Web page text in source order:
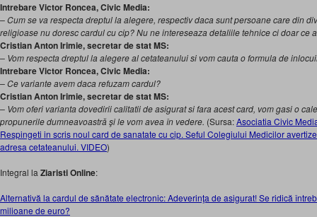
Intrebare Victor Roncea, Civic Media:
– Cum se va respecta dreptul la alegere, respectiv daca sunt persoane care din
religioase nu doresc cardul cu cip? Nu ne intereseaza detaliile tehnice ci doar ce
Cristian Anton Irimie, secretar de stat MS:
– Vom respecta dreptul la alegere al cetateanului si vom cauta o formula de
Intrebare Victor Roncea, Civic Media:
– Ce variante avem daca refuzam cardul?
Cristian Anton Irimie, secretar de stat MS:
– Vom oferi varianta dovedirii calitatii de asigurat si fara acest card, vom gasi o
propunerile dumneavoastră şi le vom avea în vedere. (Sursa:Asociatia Civic
Respingeti in scris noul card de sanatate cu cip. Seful Colegiului Medicilor
adresa cetateanului. VIDEO)
Integral la Ziaristi Online:
Alternativă la cardul de sănătate electronic: Adeverinţa de asigurat! Se ridică
milioane de euro?